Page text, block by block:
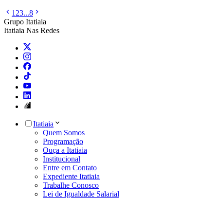
1 23...8
Grupo Itatiaia
Itatiaia Nas Redes
Itatiaia
Quem Somos
Programação
Ouça a Itatiaia
Institucional
Entre em Contato
Expediente Itatiaia
Trabalhe Conosco
Lei de Igualdade Salarial